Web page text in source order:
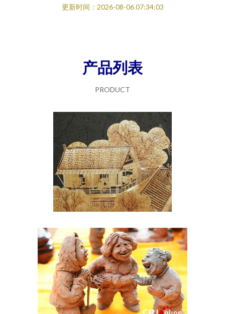
更新时间：2026-08-06 07:34:03
产品列表
PRODUCT